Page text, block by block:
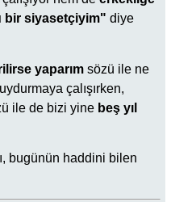
bir siyasetçiyim" diye
yaparım sözü ile ne
çalışırken,
ile de bizi yine beş yıl
bugünün haddini bilen